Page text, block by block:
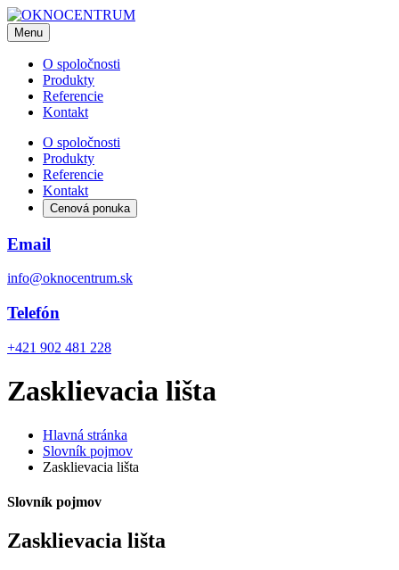
Menu
O spoločnosti
Produkty
Referencie
Kontakt
O spoločnosti
Produkty
Referencie
Kontakt
Cenová ponuka
Email
info@oknocentrum.sk
Telefón
+421 902 481 228
Zasklievacia lišta
Hlavná stránka
Slovník pojmov
Zasklievacia lišta
Slovník pojmov
Zasklievacia lišta